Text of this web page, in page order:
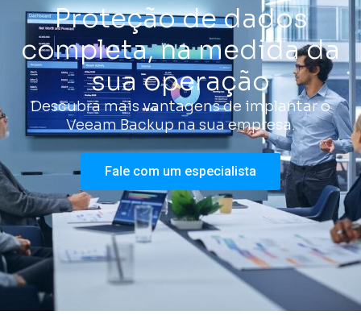
Proteção de dados
completa, na medida da
sua operação
Descubra mais vantagens de implantar o
Veeam Backup na sua empresa.
Fale com um especialista